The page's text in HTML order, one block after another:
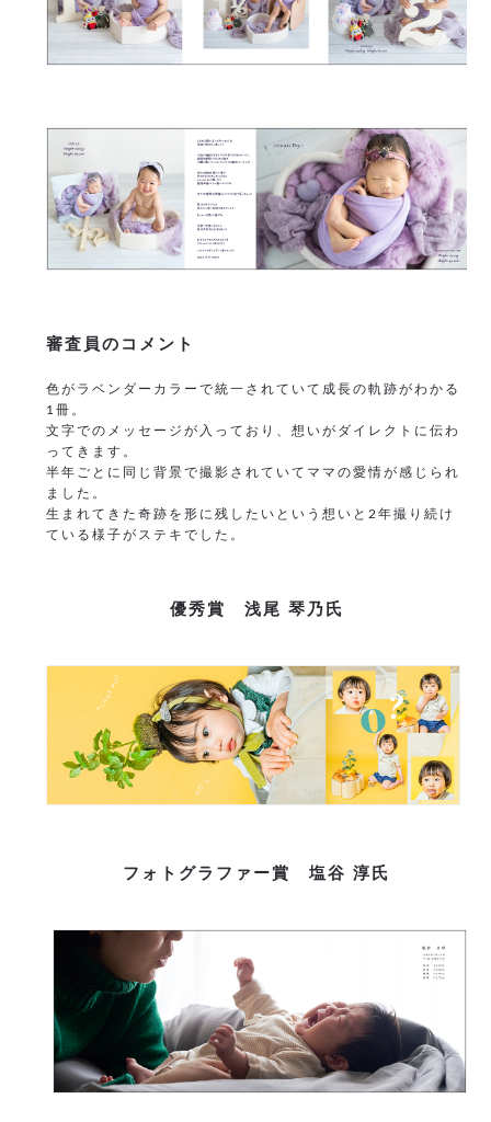
審査員のコメント
色がラベンダーカラーで統一されていて成長の軌跡がわかる
1冊。
文字でのメッセージが入っており、想いがダイレクトに伝わ
ってきます。
半年ごとに同じ背景で撮影されていてママの愛情が感じられ
ました。
生まれてきた奇跡を形に残したいという想いと2年撮り続け
ている様子がステキでした。
優秀賞 浅尾 琴乃氏
フォトグラファー賞 塩谷 淳氏